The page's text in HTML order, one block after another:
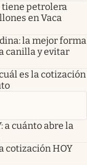
tiene petrolera
en Vaca
la mejor forma
canilla y evitar
es la cotización
a cuánto abre la
cotización HOY